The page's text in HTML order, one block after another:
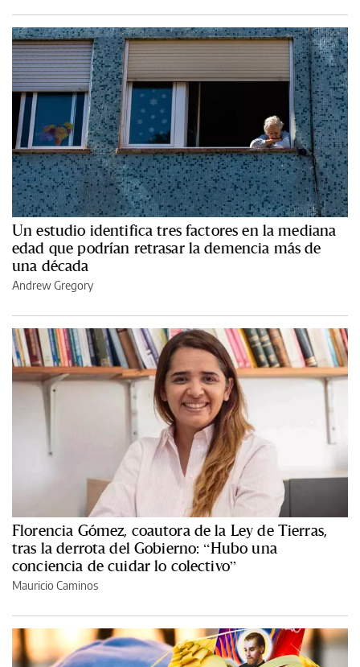
Un estudio identifica tres factores en la mediana
edad que podrían retrasar la demencia más de
una década
Andrew Gregory
Florencia Gómez, coautora de la Ley de Tierras,
tras la derrota del Gobierno: “Hubo una
conciencia de cuidar lo colectivo”
Mauricio Caminos